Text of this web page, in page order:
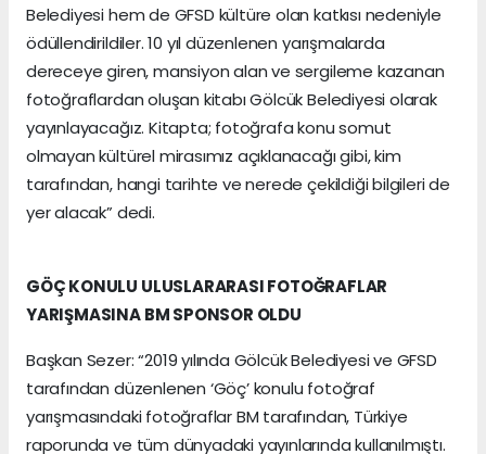
Belediyesi hem de GFSD kültüre olan katkısı nedeniyle
ödüllendirildiler. 10 yıl düzenlenen yarışmalarda
dereceye giren, mansiyon alan ve sergileme kazanan
fotoğraflardan oluşan kitabı Gölcük Belediyesi olarak
yayınlayacağız. Kitapta; fotoğrafa konu somut
olmayan kültürel mirasımız açıklanacağı gibi, kim
tarafından, hangi tarihte ve nerede çekildiği bilgileri de
yer alacak” dedi.
GÖÇ KONULU ULUSLARARASI FOTOĞRAFLAR
YARIŞMASINA BM SPONSOR OLDU
Başkan Sezer: “2019 yılında Gölcük Belediyesi ve GFSD
tarafından düzenlenen ‘Göç’ konulu fotoğraf
yarışmasındaki fotoğraflar BM tarafından, Türkiye
raporunda ve tüm dünyadaki yayınlarında kullanılmıştı.